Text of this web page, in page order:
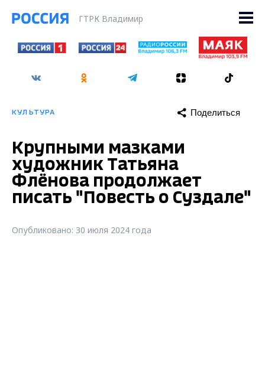
ГТРК Владимир
КУЛЬТУРА Поделиться
Крупными мазками
художник Татьяна
Флёнова продолжает
писать "Повесть о Суздале"
Опубликовано: 30 июля 2024 года